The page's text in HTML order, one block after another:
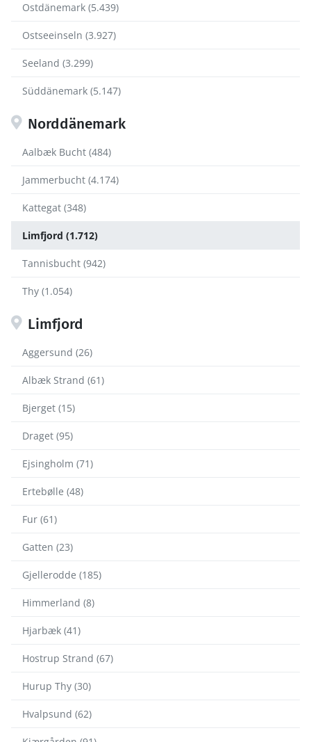
Ostdänemark (5.439)
Ostseeinseln (3.927)
Seeland (3.299)
Süddänemark (5.147)
Norddänemark
Aalbæk Bucht (484)
Jammerbucht (4.174)
Kattegat (348)
Limfjord (1.712)
Tannisbucht (942)
Thy (1.054)
Limfjord
Aggersund (26)
Albæk Strand (61)
Bjerget (15)
Draget (95)
Ejsingholm (71)
Ertebølle (48)
Fur (61)
Gatten (23)
Gjellerodde (185)
Himmerland (8)
Hjarbæk (41)
Hostrup Strand (67)
Hurup Thy (30)
Hvalpsund (62)